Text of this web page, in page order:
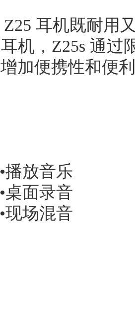
Z25 耳机既耐用
耳机， Z25s 通过
增加便携性和便
•播放音乐
•桌面录音
•现场混音